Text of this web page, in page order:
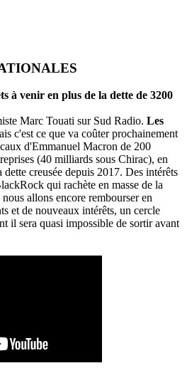
à venir en plus de la dette de 3200
Marc Touati sur Sud Radio. Les
c'est ce que va coûter prochainement
d'Emmanuel Macron de 200
(40 milliards sous Chirac), en
creusée depuis 2017. Des intérêts
qui rachète en masse de la
allons encore rembourser en
et de nouveaux intérêts, un cercle
il sera quasi impossible de sortir avant